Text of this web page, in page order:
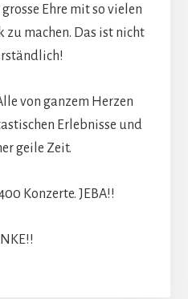
Ehre mit so vielen
machen. Das ist nicht
von ganzem Herzen
Erlebnisse und
geile Zeit.
Konzerte. JEBA!!